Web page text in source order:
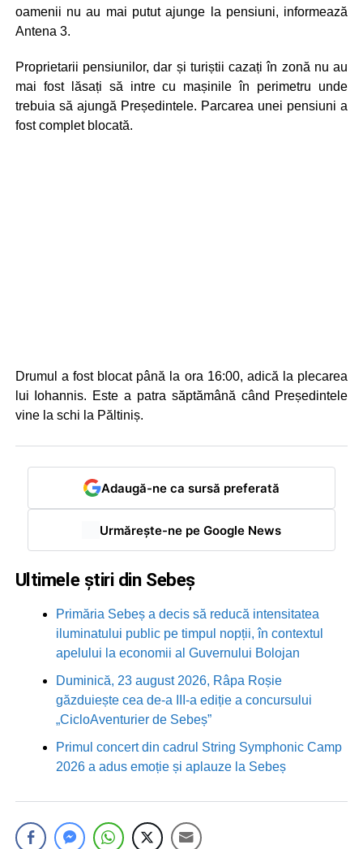
oamenii nu au mai putut ajunge la pensiuni, informează
Antena 3.
Proprietarii pensiunilor, dar și turiștii cazați în zonă nu au
mai fost lăsați să intre cu mașinile în perimetru unde
trebuia să ajungă Președintele. Parcarea unei pensiuni a
fost complet blocată.
Drumul a fost blocat până la ora 16:00, adică la plecarea
lui Iohannis. Este a patra săptămână când Președintele
vine la schi la Păltiniș.
Adaugă-ne ca sursă preferată
Urmărește-ne pe Google News
Ultimele știri din Sebeș
Primăria Sebeș a decis să reducă intensitatea
iluminatului public pe timpul nopții, în contextul
apelului la economii al Guvernului Bolojan
Duminică, 23 august 2026, Râpa Roșie
găzduiește cea de-a III-a ediție a concursului
„CicloAventurier de Sebeș”
Primul concert din cadrul String Symphonic Camp
2026 a adus emoție și aplauze la Sebeș